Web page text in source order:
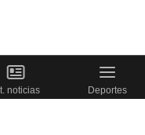
noticias Deportes